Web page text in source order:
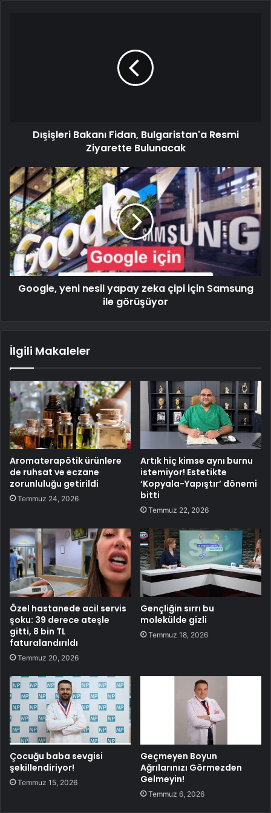
Dışişleri Bakanı Fidan, Bulgaristan'a Resmi
Ziyarette Bulunacak
Google, yeni nesil yapay zeka çipi için Samsung
ile görüşüyor
İlgili Makaleler
Aromaterapötik ürünlere
de ruhsat ve eczane
zorunluluğu getirildi
Temmuz 24, 2026
Artık hiç kimse aynı burnu
istemiyor! Estetikte
‘Kopyala-Yapıştır’ dönemi
bitti
Temmuz 22, 2026
Özel hastanede acil servis
şoku: 39 derece ateşle
gitti, 8 bin TL
faturalandırıldı
Temmuz 20, 2026
Gençliğin sırrı bu
molekülde gizli
Temmuz 18, 2026
Çocuğu baba sevgisi
şekillendiriyor!
Temmuz 15, 2026
Geçmeyen Boyun
Ağrılarınızı Görmezden
Gelmeyin!
Temmuz 6, 2026